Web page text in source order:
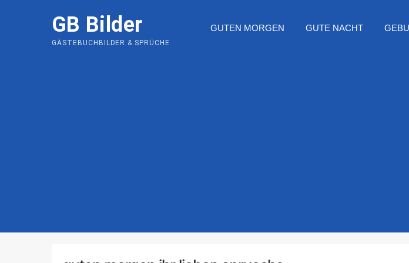
GB Bilder
GÄSTEBUCHBILDER & SPRÜCHE
GUTEN MORGEN GUTE NACHT